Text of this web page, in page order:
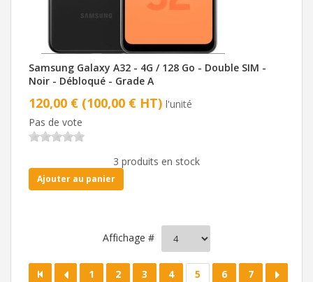
Samsung Galaxy A32 - 4G / 128 Go - Double SIM -
Noir - Débloqué - Grade A
120,00 € (100,00 € HT) l'unité
Pas de vote
3 produits en stock
Ajouter au panier
Affichage #
1 2 3 4 5 6 7